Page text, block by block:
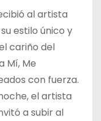
al artista
estilo único y
cariño del
Mí, Me
con fuerza.
el artista
a subir al